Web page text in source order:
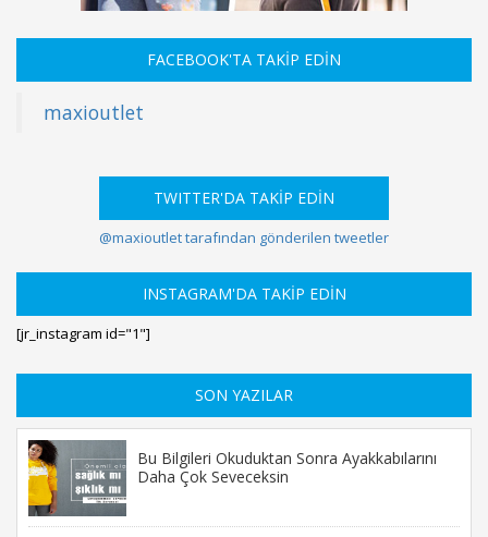
FACEBOOK'TA TAKİP EDİN
maxioutlet
TWITTER'DA TAKİP EDİN
@maxioutlet tarafından gönderilen tweetler
INSTAGRAM'DA TAKİP EDİN
[jr_instagram id="1"]
SON YAZILAR
Bu Bilgileri Okuduktan Sonra Ayakkabılarını
Daha Çok Seveceksin